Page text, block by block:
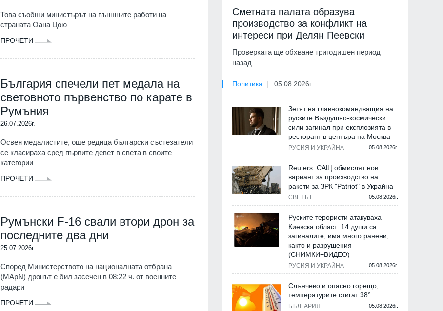
Това съобщи министърът на външните работи на
страната Оана Цою
ПРОЧЕТИ
България спечели пет медала на
световното първенство по карате в
Румъния
26.07.2026г.
Освен медалистите, още редица български състезатели
се класираха сред първите девет в света в своите
категории
ПРОЧЕТИ
Румънски F-16 свали втори дрон за
последните два дни
25.07.2026г.
Според Министерството на националната отбрана
(MApN) дронът е бил засечен в 08:22 ч. от военните
радари
ПРОЧЕТИ
Сметната палата образува
производство за конфликт на
интереси при Делян Пеевски
Проверката ще обхване тригодишен период
назад
Политика 05.08.2026г.
Зетят на главнокомандващия на
руските Въздушно-космически
сили загинал при експлозията в
ресторант в центъра на Москва
РУСИЯ И УКРАЙНА 05.08.2026г.
Reuters: САЩ обмислят нов
вариант за производство на
ракети за ЗРК "Patriot" в Украйна
СВЕТЪТ 05.08.2026г.
Руските терористи атакуваха
Киевска област: 14 души са
загиналите, има много ранени,
както и разрушения
(СНИМКИ+ВИДЕО)
РУСИЯ И УКРАЙНА 05.08.2026г.
Слънчево и опасно горещо,
температурите стигат 38°
БЪЛГАРИЯ 05.08.2026г.